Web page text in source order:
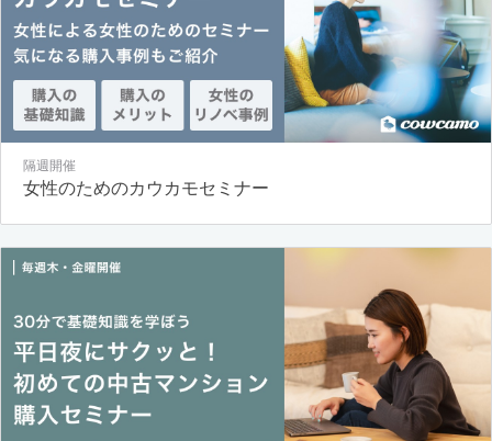
隔週開催
女性のためのカウカモセミナー